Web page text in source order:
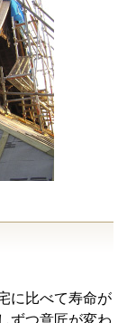
に比べて寿命が
ずつ意匠が変わ